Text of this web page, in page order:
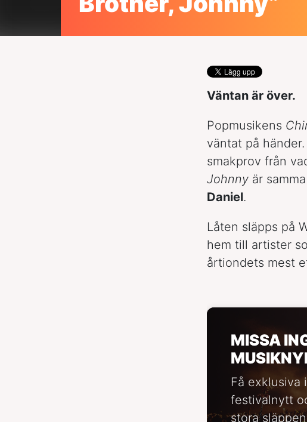
Väntan är över.
Popmusikens
väntat på händer.
smakprov från
Johnny är
Daniel.
Låten släpps på
hem till artister
årtiondets mest
MISSA
Få exklusiva
festivalnytt
stora